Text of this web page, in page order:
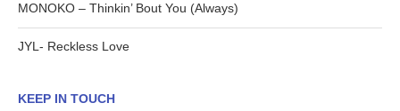
MONOKO – Thinkin’ Bout You (Always)
JYL- Reckless Love
KEEP IN TOUCH